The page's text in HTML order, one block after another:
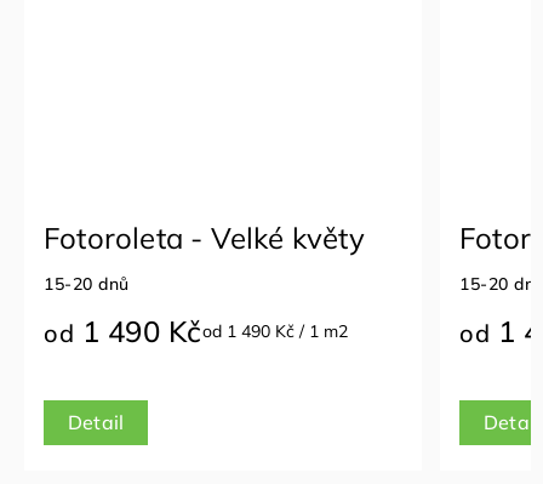
Fotoroleta - Velké květy
15-20 dnů
od 1 490 Kčod 1 490 Kč / 1 m2
Detail
15-20
od 1
Detail